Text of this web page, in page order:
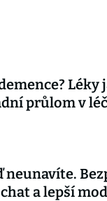
průlom v
neunavíte.
a lepší